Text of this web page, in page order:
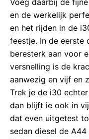
Voeg daarbij de
en de werkelijk
en het rijden in de
feestje. In de eerste
beresterk aan voor
versnelling is de
aanwezig en vijf en
Trek je de i30
dan blijft ie ook in
dat even uitgetest
sedan diesel de